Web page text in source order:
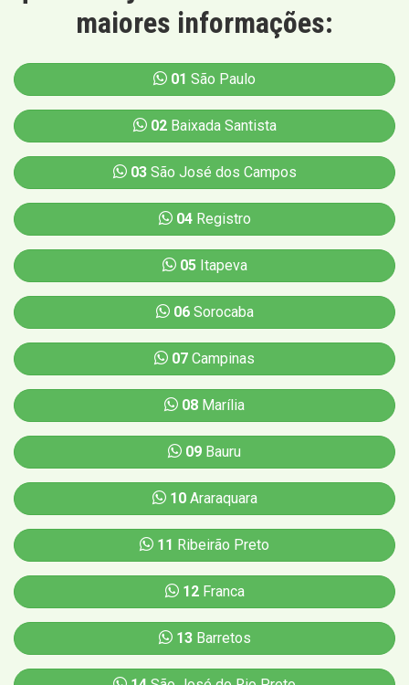
maiores informações:
01 São Paulo
02Baixada Santista
03São José dos Campos
04Registro
05Itapeva
06Sorocaba
07 Campinas
08 Marília
09 Bauru
10Araraquara
11 Ribeirão Preto
12Franca
13Barretos